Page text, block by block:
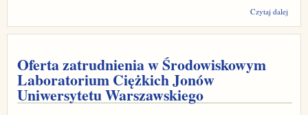
Czytaj dalej
Oferta zatrudnienia w Środowiskowym
Laboratorium Ciężkich Jonów
Uniwersytetu Warszawskiego